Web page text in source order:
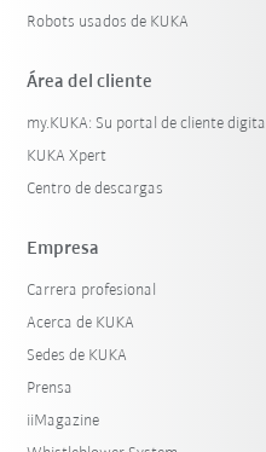
Robots usados de KUKA
Área del cliente
my.KUKA: Su portal de cliente digital
KUKA Xpert
Centro de descargas
Empresa
Carrera profesional
Acerca de KUKA
Sedes de KUKA
Prensa
iiMagazine